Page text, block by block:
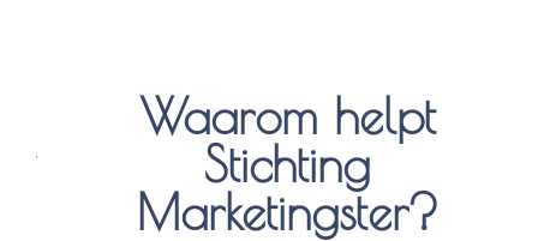
Waarom helpt
Stichting
Marketingster?